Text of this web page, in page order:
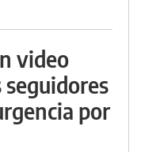
video
por